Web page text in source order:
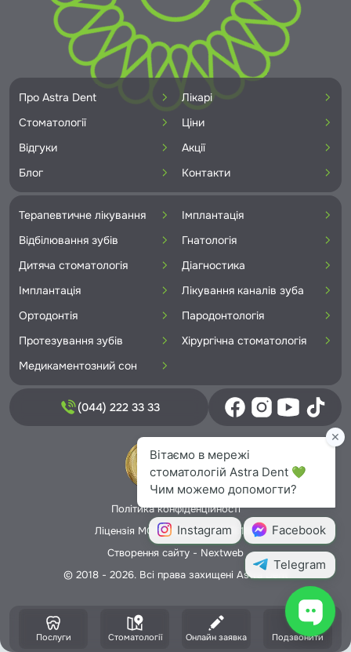
Послуги Стоматології Онлайн заявка Подзвонити
Про Astra Dent
Лікарі
Стоматології
Ціни
Відгуки
Акції
Блог
Контакти
Терапевтичне лікування
Імплантація
Відбілювання зубів
Гнатологія
Дитяча стоматологія
Діагностика
Імплантація
Лікування каналів зуба
Ортодонтія
Пародонтологія
Протезування зубів
Хірургічна стоматологія
Медикаментозний сон
(044) 222 33 33
Політика конфіденційності
Ліцензія МОЗ України №5706166
Створення сайту - Nextweb
© 2018 - 2026. Всі права захищені Astra Dent